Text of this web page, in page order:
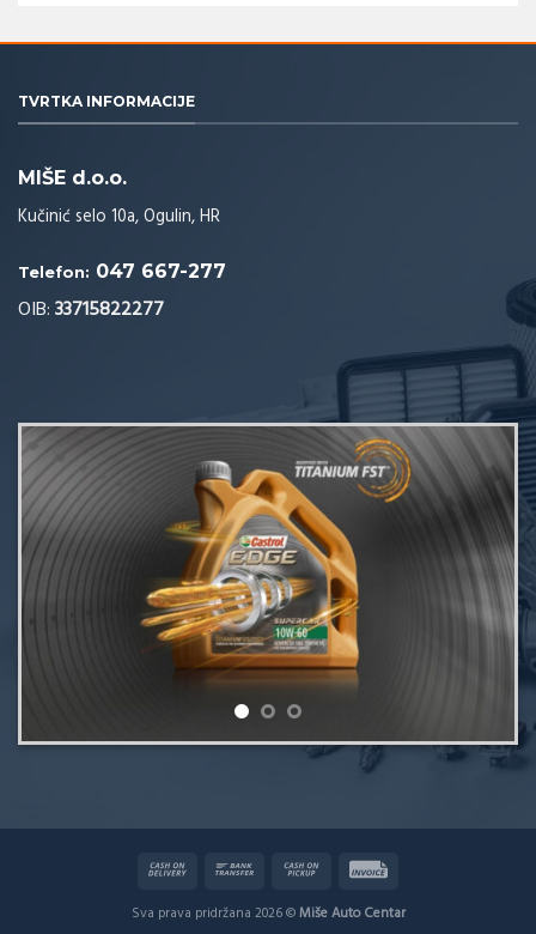
TVRTKA INFORMACIJE
MIŠE d.o.o.
Kučinić selo 10a, Ogulin, HR
Telefon: 047 667-277
OIB:33715822277
Sva prava pridržana 2026 ©Miše Auto Centar